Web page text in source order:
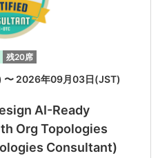
残20席
2026年09月03日(JST)
AI-Ready
Org Topologies
Consultant)